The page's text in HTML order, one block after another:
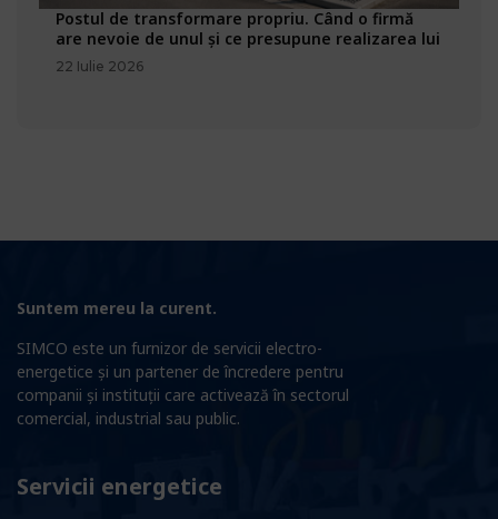
Postul de transformare propriu. Când o firmă
are nevoie de unul și ce presupune realizarea lui
22 Iulie 2026
Suntem mereu la curent.
SIMCO este un furnizor de servicii electro-
energetice și un partener de încredere pentru
companii și instituții care activează în sectorul
comercial, industrial sau public.
Servicii energetice